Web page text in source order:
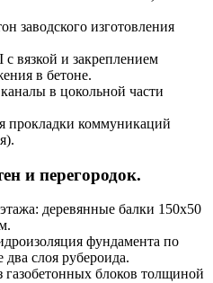
заводского изготовления
вязкой и закреплением
в бетоне.
в цокольной части
прокладки коммуникаций
и перегородок.
деревянные балки 150х50
фундамента по
слоя рубероида.
блоков толщиной